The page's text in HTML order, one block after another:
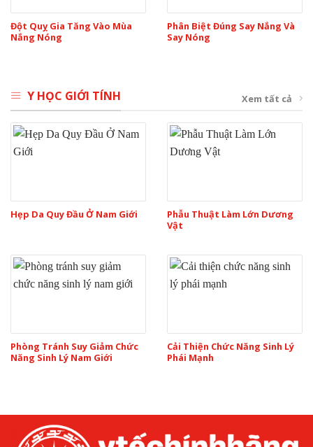
Đột Quỵ Gia Tăng Vào Mùa
Nắng Nóng
Phân Biệt Đúng Say Nắng Và
Say Nóng
Y HỌC GIỚI TÍNH Xem tất cả
Hẹp Da Quy Đầu Ở Nam Giới
Phẫu Thuật Làm Lớn Dương
Vật
Phòng Tránh Suy Giảm Chức
Năng Sinh Lý Nam Giới
Cải Thiện Chức Năng Sinh Lý
Phái Mạnh